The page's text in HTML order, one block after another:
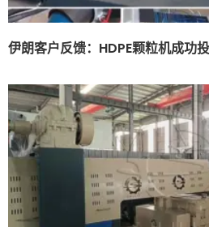
伊朗客户反馈：HDPE颗粒机成功